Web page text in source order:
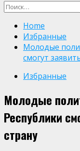
Найти:
Home
Избранные
Молодые
смогут
Избранные
Молодые
Республики
страну